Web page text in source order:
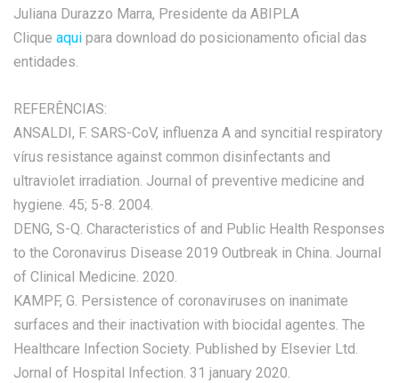
Juliana Durazzo Marra, Presidente da ABIPLA
Clique aqui para download do posicionamento oficial das
entidades.
REFERÊNCIAS:
ANSALDI, F. SARS-CoV, influenza A and syncitial respiratory
vírus resistance against common disinfectants and
ultraviolet irradiation. Journal of preventive medicine and
hygiene. 45; 5-8. 2004.
DENG, S-Q. Characteristics of and Public Health Responses
to the Coronavirus Disease 2019 Outbreak in China. Journal
of Clinical Medicine. 2020.
KAMPF, G. Persistence of coronaviruses on inanimate
surfaces and their inactivation with biocidal agentes. The
Healthcare Infection Society. Published by Elsevier Ltd.
Jornal of Hospital Infection. 31 january 2020.